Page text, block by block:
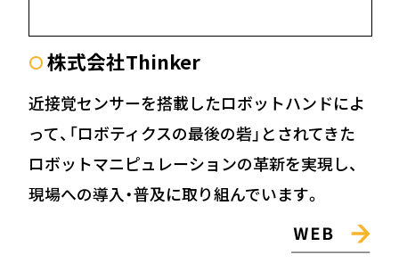
〇 株式会社Thinker
近接覚センサーを搭載したロボットハンドによ
って、「ロボティクスの最後の砦」とされてきた
ロボットマニピュレーションの革新を実現し、
現場への導入・普及に取り組んでいます。